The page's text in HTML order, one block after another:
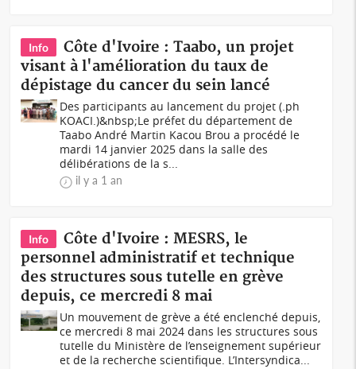
Info
Côte d'Ivoire : Taabo, un projet
visant à l'amélioration du taux de
dépistage du cancer du sein lancé
Des participants au lancement du projet (.ph
KOACI.)&nbsp;Le préfet du département de
Taabo André Martin Kacou Brou a procédé le
mardi 14 janvier 2025 dans la salle des
délibérations de la s...
il y a 1 an
Info
Côte d'Ivoire : MESRS, le
personnel administratif et technique
des structures sous tutelle en grève
depuis, ce mercredi 8 mai
Un mouvement de grève a été enclenché depuis,
ce mercredi 8 mai 2024 dans les structures sous
tutelle du Ministère de l’enseignement supérieur
et de la recherche scientifique. L’Intersyndica...